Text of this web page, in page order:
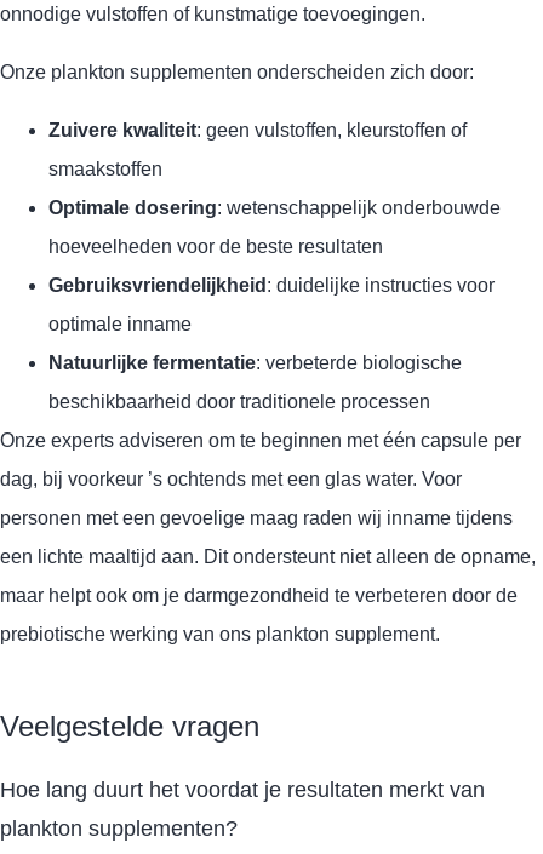
onnodige vulstoffen of kunstmatige toevoegingen.
Onze plankton supplementen onderscheiden zich door:
Zuivere kwaliteit: geen vulstoffen, kleurstoffen of
smaakstoffen
Optimale dosering: wetenschappelijk onderbouwde
hoeveelheden voor de beste resultaten
Gebruiksvriendelijkheid : duidelijke instructies voor
optimale inname
Natuurlijke fermentatie: verbeterde biologische
beschikbaarheid door traditionele processen
Onze experts adviseren om te beginnen met één capsule per
dag, bij voorkeur ’s ochtends met een glas water. Voor
personen met een gevoelige maag raden wij inname tijdens
een lichte maaltijd aan. Dit ondersteunt niet alleen de opname,
maar helpt ook om je darmgezondheid te verbeteren door de
prebiotische werking van ons plankton supplement.
Veelgestelde vragen
Hoe lang duurt het voordat je resultaten merkt van
plankton supplementen?